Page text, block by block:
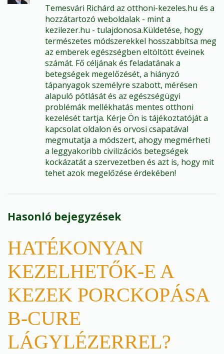
Temesvári Richárd az otthoni-kezeles.hu és a
hozzátartozó weboldalak - mint a
kezilezer.hu - tulajdonosa.Küldetése, hogy
természetes módszerekkel hosszabbítsa meg
az emberek egészségben eltöltött éveinek
számát. Fő céljának és feladatának a
betegségek megelőzését, a hiányzó
tápanyagok személyre szabott, mérésen
alapuló pótlását és az egészségügyi
problémák mellékhatás mentes otthoni
kezelését tartja. Kérje Ön is tájékoztatóját a
kapcsolat oldalon és orvosi csapatával
megmutatja a módszert, ahogy megmérheti
a leggyakoribb civilizációs betegségek
kockázatát a szervezetben és azt is, hogy mit
tehet azok megelőzése érdekében!
Hasonló bejegyzések
HATÉKONYAN
KEZELHETŐK-E A
KEZEK PORCKOPÁSA
B-CURE
LÁGYLÉZERREL?